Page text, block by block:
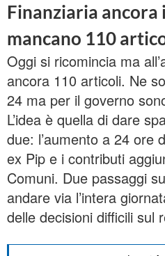
Finanziaria ancora
mancano 110
Oggi si ricomincia ma
ancora 110 articoli. Ne
24 ma per il governo
L’idea è quella di dare
due: l’aumento a 24 ore
ex Pip e i contributi
Comuni. Due passaggi
andare via l’intera
delle decisioni difficili sul